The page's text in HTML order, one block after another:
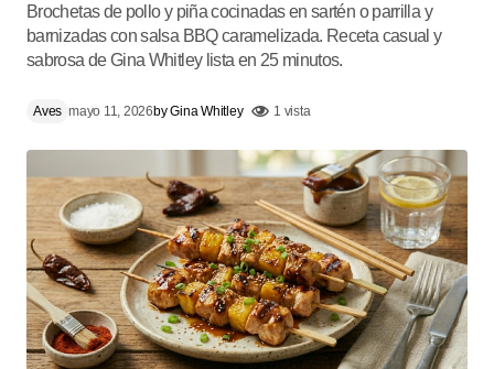
Brochetas de pollo y piña cocinadas en sartén o parrilla y
barnizadas con salsa BBQ caramelizada. Receta casual y
sabrosa de Gina Whitley lista en 25 minutos.
Aves mayo 11, 2026byGina Whitley 1 vista